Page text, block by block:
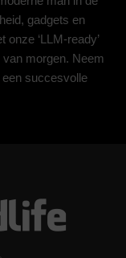
gadgets en
‘LLM-ready’
morgen. Neem
succesvolle